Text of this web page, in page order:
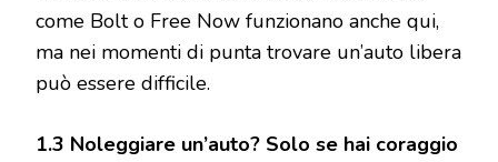
come Bolt o Free Now funzionano anche qui,
ma nei momenti di punta trovare un’auto libera
può essere difficile.
1.3 Noleggiare un’auto? Solo se hai coraggio